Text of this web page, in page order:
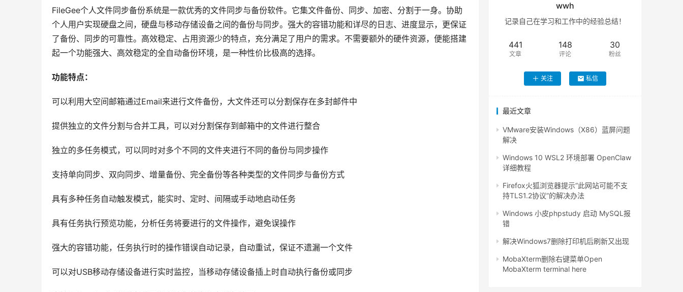
FileGee个人文件同步备份系统是一款优秀的文件同步与备份软件。它集文件备份、同步、加密、分割于一身。协助
个人用户实现硬盘之间，硬盘与移动存储设备之间的备份与同步。强大的容错功能和详尽的日志、进度显示，更保证
了备份、同步的可靠性。高效稳定、占用资源少的特点，充分满足了用户的需求。不需要额外的硬件资源，便能搭建
起一个功能强大、高效稳定的全自动备份环境，是一种性价比极高的选择。
功能特点：
可以利用大空间邮箱通过Email来进行文件备份，大文件还可以分割保存在多封邮件中
提供独立的文件分割与合并工具，可以对分割保存到邮箱中的文件进行整合
独立的多任务模式，可以同时对多个不同的文件夹进行不同的备份与同步操作
支持单向同步、双向同步、增量备份、完全备份等各种类型的文件同步与备份方式
具有多种任务自动触发模式，能实时、定时、间隔或手动地启动任务
具有任务执行预览功能，分析任务将要进行的文件操作，避免误操作
强大的容错功能，任务执行时的操作错误自动记录，自动重试，保证不遗漏一个文件
可以对USB移动存储设备进行实时监控，当移动存储设备插上时自动执行备份或同步
wwh
记录自己在学习和工作中的经验总结！
441
文章
148
评论
30
粉丝
关注 私信
最近文章
VMware安装Windows（X86）蓝屏问题
解决
Windows 10 WSL2 环境部署 OpenClaw
详细教程
Firefox火狐浏览器提示“此网站可能不支
持TLS1.2协议”的解决办法
Windows 小皮phpstudy 启动 MySQL报
错
解决Windows7删除打印机后刷新又出现
MobaXterm删除右键菜单Open
MobaXterm terminal here